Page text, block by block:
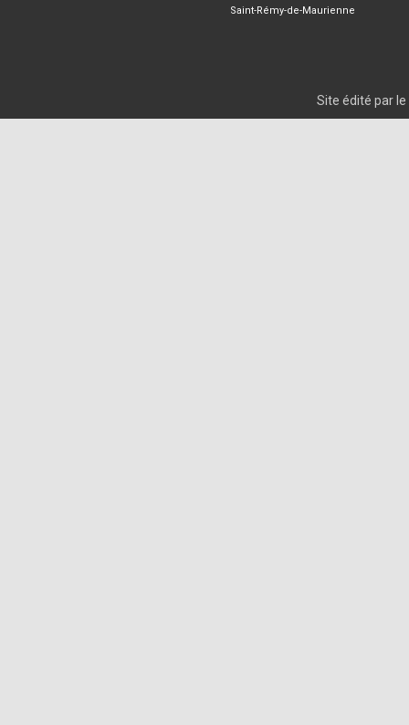
Saint-Rémy-de-Maurienne
Site édité par